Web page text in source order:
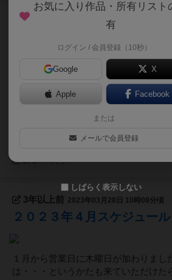
3年以上前 2023年05月04日 11時29分頃
５月から営業日に月曜日も加わり、
更します。【営業時間】月・木・金18
日曜13：00～23：00ボードゲームス
染防止に配慮しながら５月は以下の
健康に少しでも不安のある方の入場は
は４卓１６名...
375 ページビュー
3年以上前 2023年03月28日 10時08分頃
２０２３年４月スケジュール
１月から営業日に木曜日が加わりまし
は・・・というかたも来ていただけた
お気に入り作品・所有リスト
有
ログイン / 会員登録（10秒）
Google X
Apple Facebook
または
メールで会員登録
しばらく表示しない